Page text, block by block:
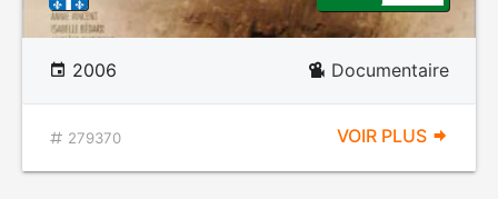
2006 Documentaire
279370 VOIR PLUS